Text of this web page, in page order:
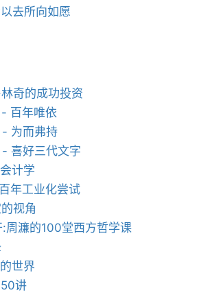
去所向如愿
林奇的成功投资
百年唯依
- 为而弗持
喜好三代文字
计学
年工业化尝试
视角
:周濂的100堂西方哲学课
世界
讲